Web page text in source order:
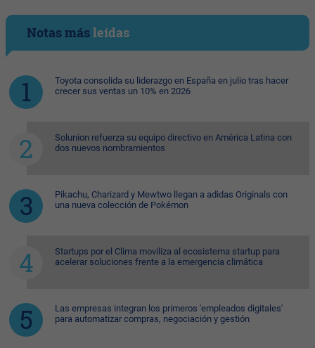
Notas másleídas
Toyota consolida su liderazgo en España en julio tras hacer
crecer sus ventas un 10% en 2026
Solunion refuerza su equipo directivo en América Latina con
dos nuevos nombramientos
Pikachu, Charizard y Mewtwo llegan a adidas Originals con
una nueva colección de Pokémon
Startups por el Clima moviliza al ecosistema startup para
acelerar soluciones frente a la emergencia climática
Las empresas integran los primeros 'empleados digitales'
para automatizar compras, negociación y gestión